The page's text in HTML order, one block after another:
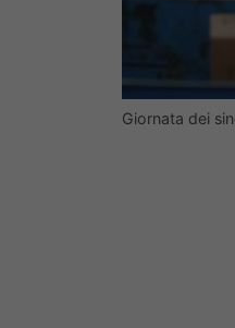
Giornata dei